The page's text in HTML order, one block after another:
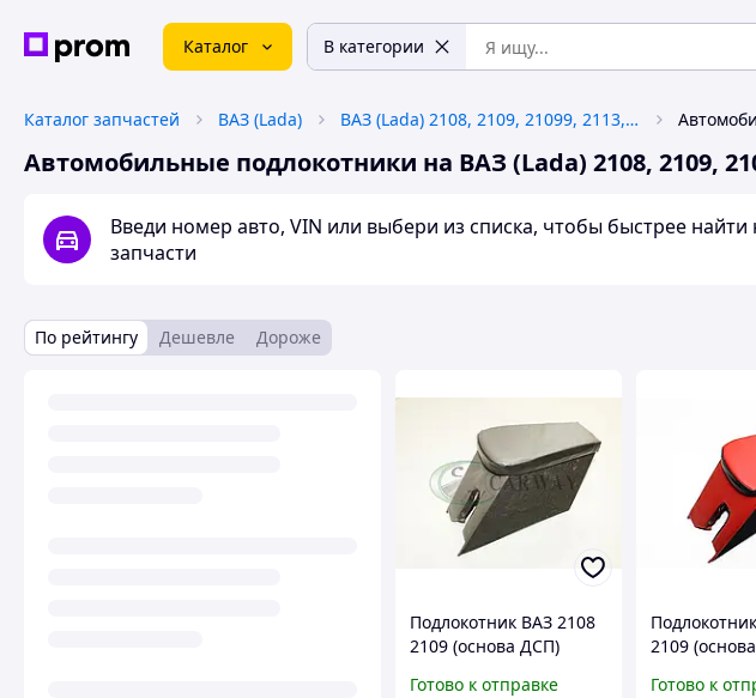
Каталог В категории
Каталог запчастей ВАЗ (Lada) ВАЗ (Lada) 2108, 2109, 21099, 2113, 2114, 2115
Автомобильные подлокотники на ВАЗ (Lada) 2108, 2109,
Введи номер авто, VIN или выбери из списка, чтобы быстрее
запчасти
По рейтингу Дешевле Дороже
Подлокотник ВАЗ 2108
2109 (основа ДСП)
Готово к отправке
2109
Готово к